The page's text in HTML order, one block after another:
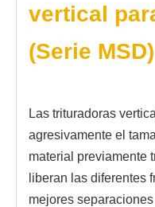
vertical
(Serie MSD)
Las trituradoras
agresivamente el
material previamente
liberan las diferentes
mejores